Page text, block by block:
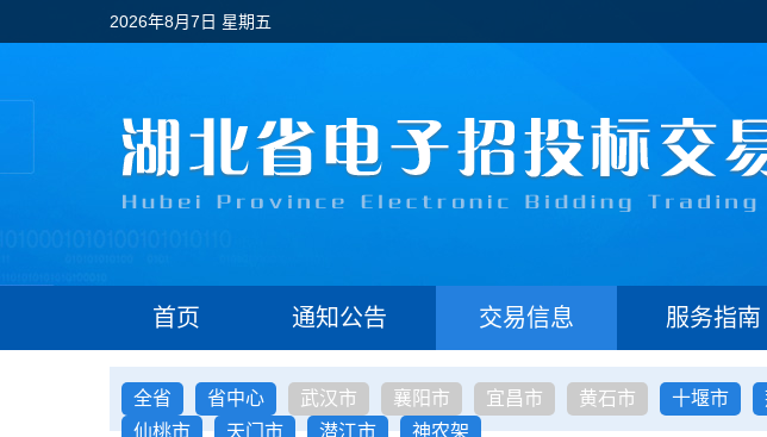
2026年8月7日 星期五
首页 通知公告 交易信息 服务指南
全省
省中心 武汉市 襄阳市 宜昌市 黄石市 十堰市
仙桃市
天门市 潜江市 神农架